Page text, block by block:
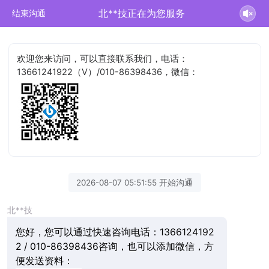
结束沟通 北**技正在为您服务
欢迎您来访问，可以直接联系我们，电话：
13661241922（V）/010-86398436，微信：
2026-08-07 05:51:55 开始沟通
北**技
您好，您可以通过快速咨询电话：1366124192
2 / 010-86398436咨询，也可以添加微信，方
便发送资料：